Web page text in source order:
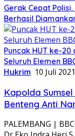
Gerak Cepat
Berhasil
Puncak HUT ke-
Seluruh Elemen
Hukrim 10 Juli 2021
Kapolda
Benteng Anti
PALEMBANG |